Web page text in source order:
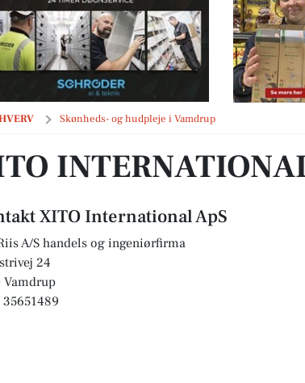
Skønheds- og hudpleje i Vamdrup
XITO International ApS
XITO International ApS
A/S handels og ingeniørfirma
24
Vamdrup
35651489